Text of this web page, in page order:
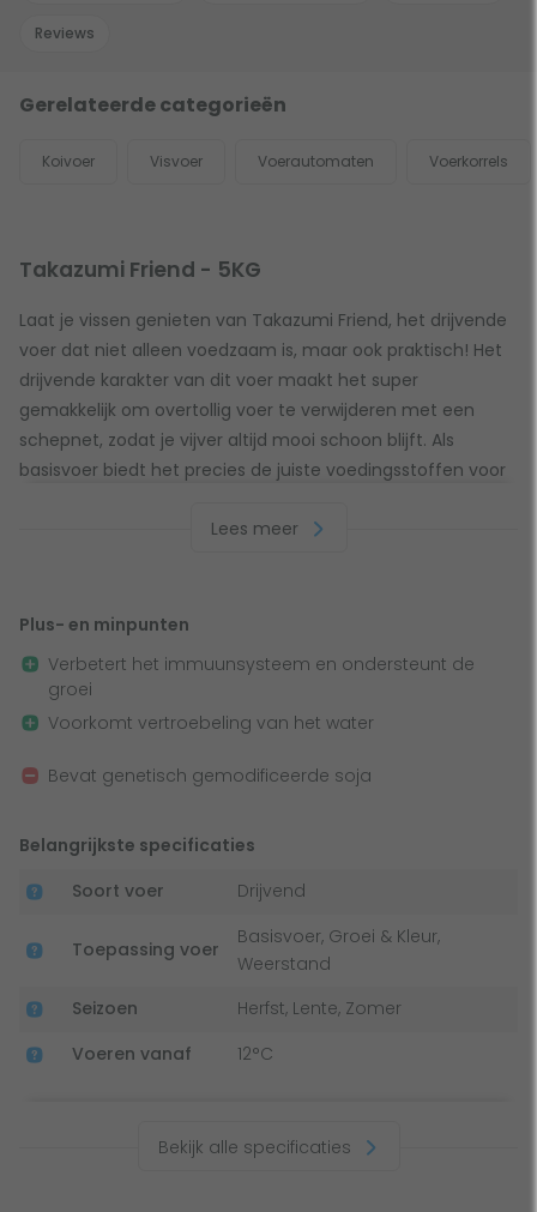
Reviews
Gerelateerde categorieën
Koivoer Visvoer Voerautomaten Voerkorrels
Takazumi Friend - 5KG
Laat je vissen genieten van Takazumi Friend, het drijvende
voer dat niet alleen voedzaam is, maar ook praktisch! Het
drijvende karakter van dit voer maakt het super
gemakkelijk om overtollig voer te verwijderen met een
schepnet, zodat je vijver altijd mooi schoon blijft. Als
basisvoer biedt het precies de juiste voedingsstoffen voor
kleur en weerstand, zodat ze er op hun best uitzien. Perfect
gelukkige vissen het hele seizoen door. Een ideale keuze
voor een sterke en kleurrijke vijver!
Lees meer
Plus- en minpunten
Verbetert het immuunsysteem en ondersteunt de
groei
Voorkomt vertroebeling van het water
Bevat genetisch gemodificeerde soja
Belangrijkste specificaties
Soort voer
Drijvend
Toepassing voer
Basisvoer, Groei & Kleur,
Weerstand
Seizoen
Herfst, Lente, Zomer
Voeren vanaf
12°C
Bekijk alle specificaties